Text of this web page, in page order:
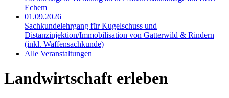
Echem
01.09.2026
Sachkundelehrgang für Kugelschuss und
Distanzinjektion/Immobilisation von Gatterwild & Rindern
(inkl. Waffensachkunde)
Alle Veranstaltungen
Landwirtschaft erleben